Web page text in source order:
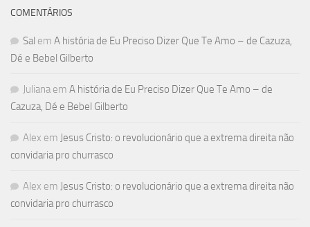
COMENTÁRIOS
Sal em A história de Eu Preciso Dizer Que Te Amo – de Cazuza,
Dé e Bebel Gilberto
Juliana em A história de Eu Preciso Dizer Que Te Amo – de
Cazuza, Dé e Bebel Gilberto
Alex em Jesus Cristo: o revolucionário que a extrema direita não
convidaria pro churrasco
Alex em Jesus Cristo: o revolucionário que a extrema direita não
convidaria pro churrasco